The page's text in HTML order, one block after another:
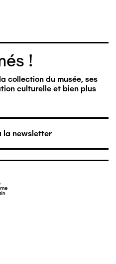
!
collection du musée, ses
culturelle et bien plus
la newsletter